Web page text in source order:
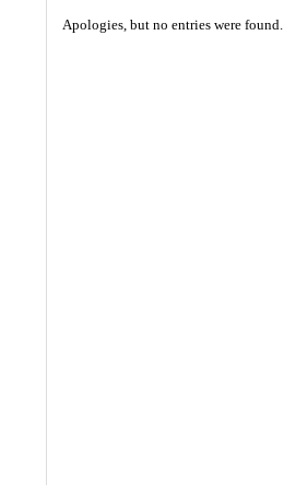
Apologies, but no entries were found.